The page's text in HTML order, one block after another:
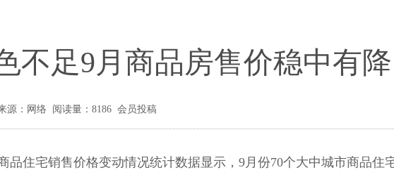
不足9月商品房售价稳中有降
源：网络 阅读量：8186 会员投稿
品住宅销售价格变动情况统计数据显示，9月份70个大中城市商品住